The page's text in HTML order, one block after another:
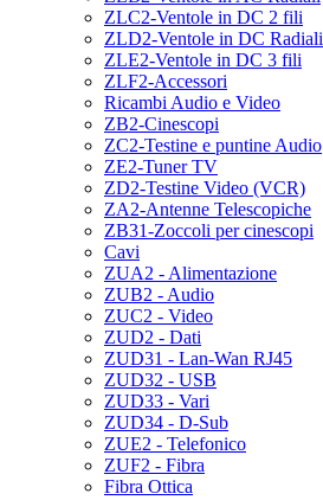
ZLC2-Ventole in DC 2 fili
ZLD2-Ventole in DC Radiali
ZLE2-Ventole in DC 3 fili
ZLF2-Accessori
Ricambi Audio e Video
ZB2-Cinescopi
ZC2-Testine e puntine Audio
ZE2-Tuner TV
ZD2-Testine Video (VCR)
ZA2-Antenne Telescopiche
ZB31-Zoccoli per cinescopi
Cavi
ZUA2 - Alimentazione
ZUB2 - Audio
ZUC2 - Video
ZUD2 - Dati
ZUD31 - Lan-Wan RJ45
ZUD32 - USB
ZUD33 - Vari
ZUD34 - D-Sub
ZUE2 - Telefonico
ZUF2 - Fibra
Fibra Ottica